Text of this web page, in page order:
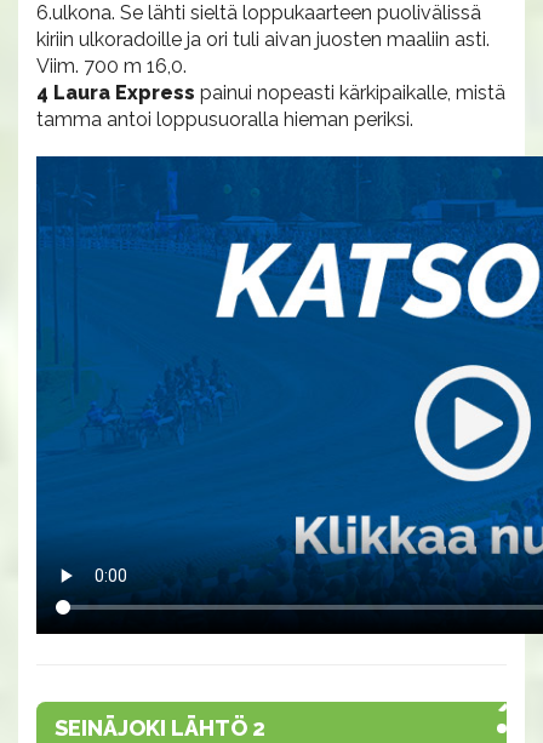
6.ulkona. Se lähti sieltä loppukaarteen puolivälissä
kiriin ulkoradoille ja ori tuli aivan juosten maaliin asti.
Viim. 700 m 16,0.
4 Laura Express painui nopeasti kärkipaikalle, mistä
tamma antoi loppusuoralla hieman periksi.
SEINÄJOKI LÄHTÖ 2